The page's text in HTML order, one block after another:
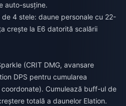
auto-susține.
4 stele: daune personale cu 22-
crește la E6 datorită scalării
(CRIT DMG, avansare
DPS pentru cumularea
Cumulează buff-ul de
totală a daunelor Elation.